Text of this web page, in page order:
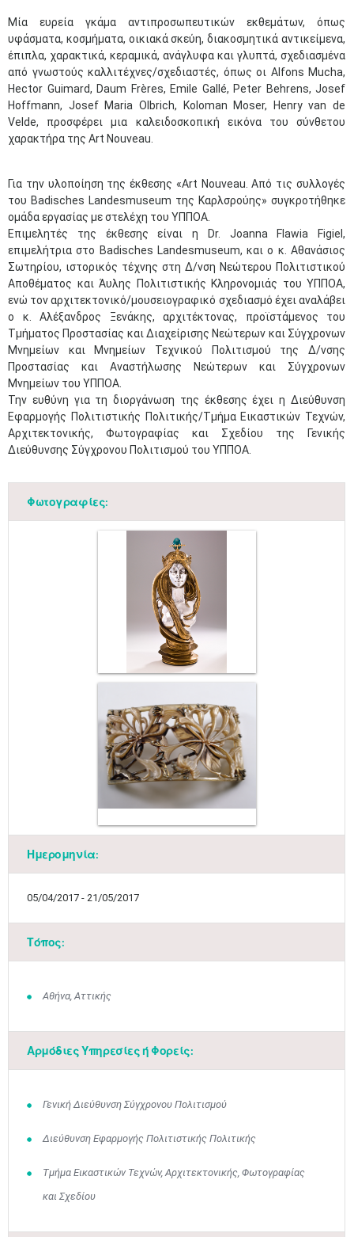
Μία ευρεία γκάμα αντιπροσωπευτικών εκθεμάτων, όπως
υφάσματα, κοσμήματα, οικιακά σκεύη, διακοσμητικά αντικείμενα,
έπιπλα, χαρακτικά, κεραμικά, ανάγλυφα και γλυπτά, σχεδιασμένα
από γνωστούς καλλιτέχνες/σχεδιαστές, όπως οι Αlfons Mucha,
Hector Guimard, Daum Frères, Emile Gallé, Peter Behrens, Josef
Hoffmann, Josef Maria Olbrich, Koloman Moser, Henry van de
Velde, προσφέρει μια καλειδοσκοπική εικόνα του σύνθετου
χαρακτήρα της Art Nouveau.
Για την υλοποίηση της έκθεσης «Art Nouveau. Από τις συλλογές
του Badisches Landesmuseum της Καρλσρούης» συγκροτήθηκε
ομάδα εργασίας με στελέχη του ΥΠΠΟΑ.
Επιμελητές της έκθεσης είναι η Dr. Joanna Flawia Figiel,
επιμελήτρια στο Badisches Landesmuseum, και ο κ. Αθανάσιος
Σωτηρίου, ιστορικός τέχνης στη Δ/νση Νεώτερου Πολιτιστικού
Αποθέματος και Άυλης Πολιτιστικής Κληρονομιάς του ΥΠΠΟΑ,
ενώ τον αρχιτεκτονικό/μουσειογραφικό σχεδιασμό έχει αναλάβει
ο κ. Αλέξανδρος Ξενάκης, αρχιτέκτονας, προϊστάμενος του
Τμήματος Προστασίας και Διαχείρισης Νεώτερων και Σύγχρονων
Μνημείων και Μνημείων Τεχνικού Πολιτισμού της Δ/νσης
Προστασίας και Αναστήλωσης Νεώτερων και Σύγχρονων
Μνημείων του ΥΠΠΟΑ.
Την ευθύνη για τη διοργάνωση της έκθεσης έχει η Διεύθυνση
Εφαρμογής Πολιτιστικής Πολιτικής/Τμήμα Εικαστικών Τεχνών,
Αρχιτεκτονικής, Φωτογραφίας και Σχεδίου της Γενικής
Διεύθυνσης Σύγχρονου Πολιτισμού του ΥΠΠΟΑ.
Φωτογραφίες:
Ημερομηνία:
05/04/2017 - 21/05/2017
Τόπος:
Αθήνα, Αττικής
Αρμόδιες Υπηρεσίες ή Φορείς:
Γενική Διεύθυνση Σύγχρονου Πολιτισμού
Διεύθυνση Εφαρμογής Πολιτιστικής Πολιτικής
Τμήμα Εικαστικών Τεχνών, Αρχιτεκτονικής, Φωτογραφίας
και Σχεδίου
Μαϊ 1